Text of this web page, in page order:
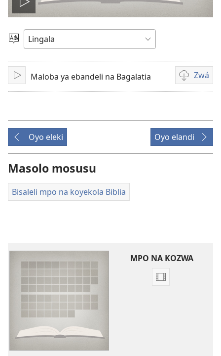
Lakisá
video
Poná
monɔkɔ
TángáMaloba ya ebandeli na Bagalatia Zwá
Ndenge
ya
Oyo eleki
Oyo elandi
Masolo mosusu
Bisaleli mpo na koyekola Biblia
MPO NA KOZWA
Ndenge